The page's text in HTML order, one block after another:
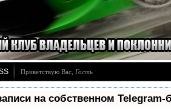
Приветствую Вас Гость
на собственном Telegram-